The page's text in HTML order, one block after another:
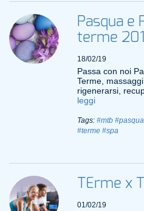
Pasqua e
terme
18/02/19
Passa con noi
Terme,
rigenerarsi,
leggi
Tags: #mtb #pasqua
#terme #spa
TErme x
01/02/19